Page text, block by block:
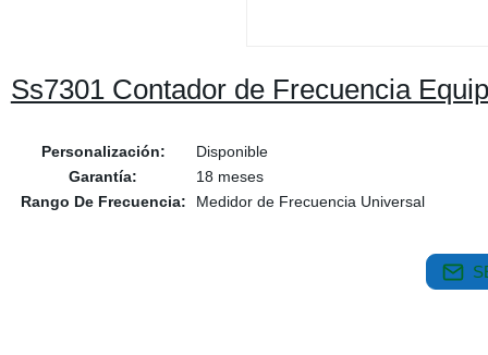
Ss7301 Contador de Frecuencia
Personalización:
Disponible
Garantía:
18 meses
Rango De Frecuencia:
Medidor de Frecuencia Universal